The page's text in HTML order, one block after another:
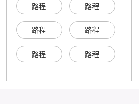
路程 路程
路程 路程
路程 路程